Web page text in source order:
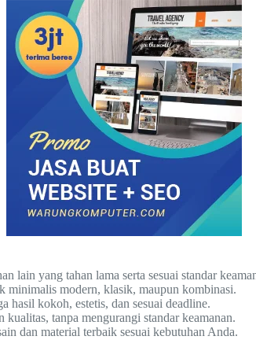
lain yang tahan lama serta sesuai standar
minimalis modern, klasik, maupun kombinasi.
hasil kokoh, estetis, dan sesuai deadline.
tanpa mengurangi standar keamanan.
dan material terbaik sesuai kebutuhan Anda.